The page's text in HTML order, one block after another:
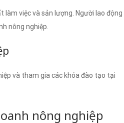
làm việc và sản lượng. Người lao động
nông nghiệp.
và tham gia các khóa đào tạo tại
nông nghiệp